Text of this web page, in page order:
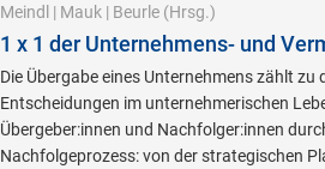
Meindl | Mauk | Beurle (Hrsg.)
1 x 1 der Unternehmens- und
Die Übergabe eines Unternehmens zählt zu
Entscheidungen im unternehmerischen
Übergeber:innen und Nachfolger:innen
Nachfolgeprozess: von der strategischen